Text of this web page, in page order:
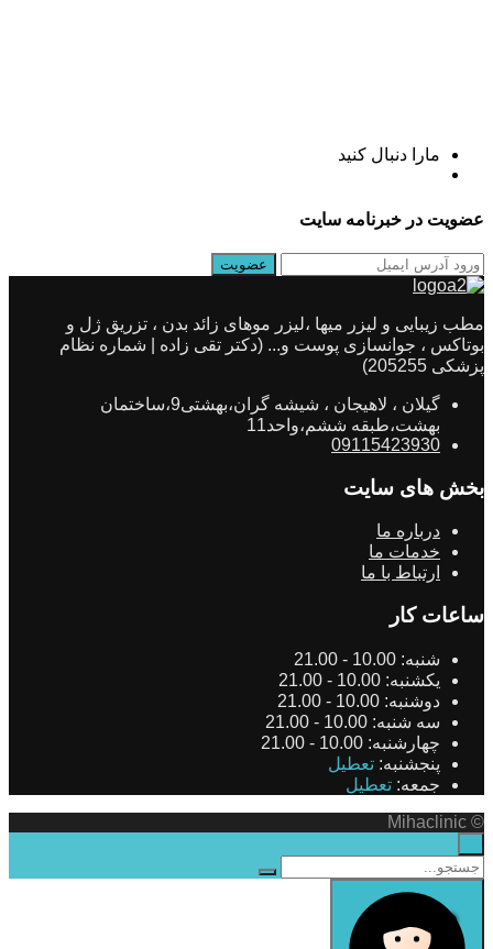
مارا دنبال کنید
عضویت در خبرنامه سایت
مطب زیبایی و لیزر میها ،لیزر موهای زائد بدن ، تزریق ژل و
بوتاکس ، جوانسازی پوست و... (دکتر تقی زاده | شماره نظام
پزشکی 205255)
گیلان ، لاهیجان ، شیشه گران،بهشتی9،ساختمان
بهشت،طبقه ششم،واحد11
09115423930
بخش های سایت
درباره ما
خدمات ما
ارتباط با ما
ساعات کار
شنبه: 10.00 - 21.00
یکشنبه: 10.00 - 21.00
دوشنبه: 10.00 - 21.00
سه شنبه: 10.00 - 21.00
چهارشنبه: 10.00 - 21.00
پنجشنبه: تعطیل
جمعه: تعطیل
© Mihaclinic